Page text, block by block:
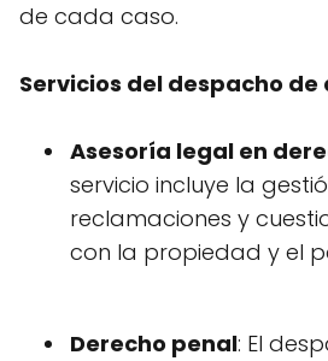
de cada caso.
Servicios del despacho
Asesoría legal en
servicio incluye la
reclamaciones y
con la propiedad y el
Derecho penal: El